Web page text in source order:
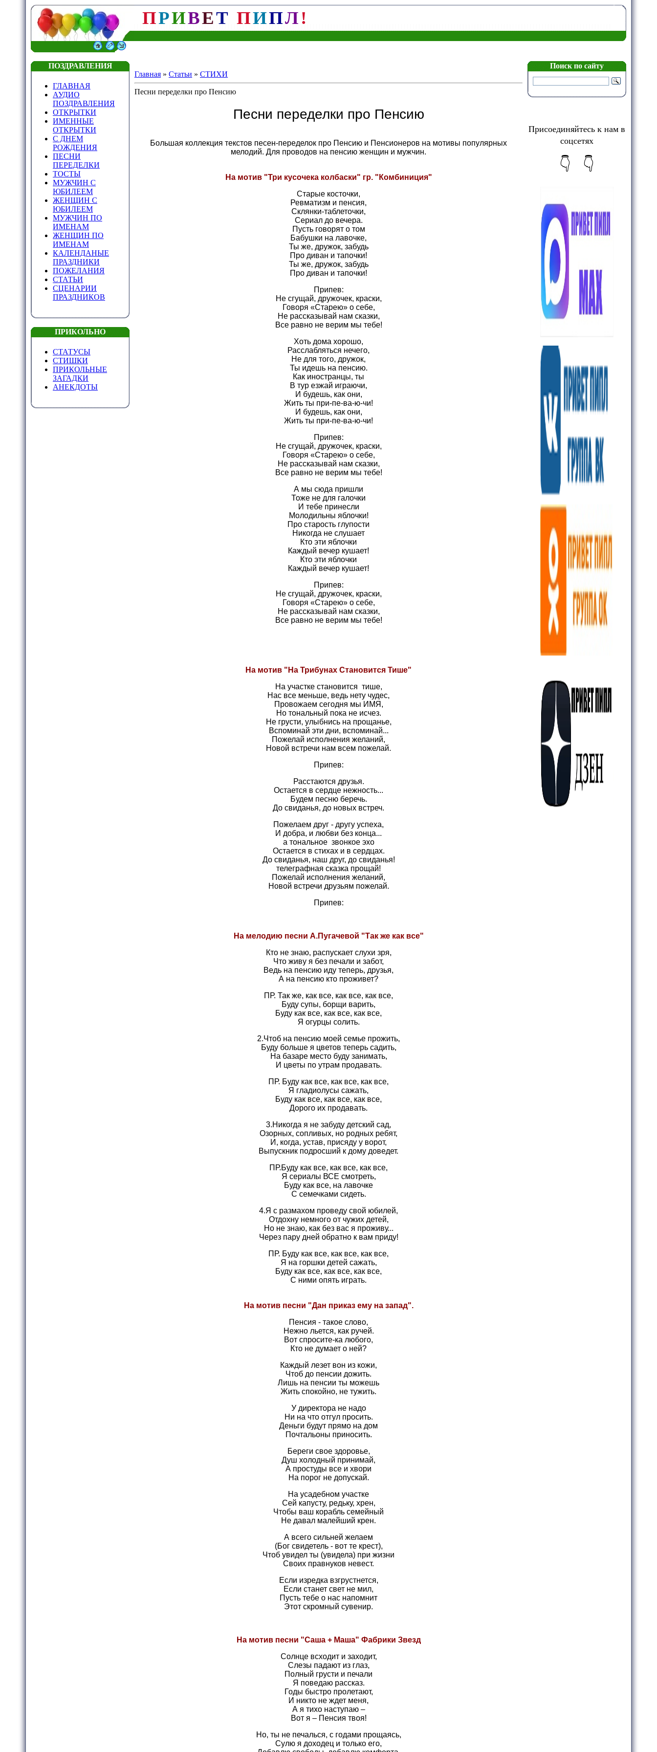
ПРИВЕТ ПИПЛ!
ПОЗДРАВЛЕНИЯ
ГЛАВНАЯ
АУДИО
ПОЗДРАВЛЕНИЯ
ОТКРЫТКИ
ИМЕННЫЕ
ОТКРЫТКИ
С ДНЕМ
РОЖДЕНИЯ
ПЕСНИ
ПЕРЕДЕЛКИ
ТОСТЫ
МУЖЧИН С
ЮБИЛЕЕМ
ЖЕНЩИН С
ЮБИЛЕЕМ
МУЖЧИН ПО
ИМЕНАМ
ЖЕНЩИН ПО
ИМЕНАМ
КАЛЕНДАНЫЕ
ПРАЗДНИКИ
ПОЖЕЛАНИЯ
СТАТЬИ
СЦЕНАРИИ
ПРАЗДНИКОВ
ПРИКОЛЬНО
СТАТУСЫ
СТИШКИ
ПРИКОЛЬНЫЕ
ЗАГАДКИ
АНЕКДОТЫ
Главная » Статьи » СТИХИ
Песни переделки про Пенсию
Песни переделки про Пенсию
Большая коллекция текстов песен-переделок про Пенсию и Пенсионеров на мотивы популярных
мелодий. Для проводов на пенсию женщин и мужчин.
На мотив "Три кусочека колбаски" гр. "Комбиниция"
Старые косточки,
Ревматизм и пенсия,
Склянки-таблеточки,
Сериал до вечера.
Пусть говорят о том
Бабушки на лавочке,
Ты же, дружок, забудь
Про диван и тапочки!
Ты же, дружок, забудь
Про диван и тапочки!
Припев:
Не сгущай, дружочек, краски,
Говоря «Старею» о себе,
Не рассказывай нам сказки,
Все равно не верим мы тебе!
Хоть дома хорошо,
Расслабляться нечего,
Не для того, дружок,
Ты идешь на пенсию.
Как иностранцы, ты
В тур езжай играючи,
И будешь, как они,
Жить ты при-пе-ва-ю-чи!
И будешь, как они,
Жить ты при-пе-ва-ю-чи!
Припев:
Не сгущай, дружочек, краски,
Говоря «Старею» о себе,
Не рассказывай нам сказки,
Все равно не верим мы тебе!
А мы сюда пришли
Тоже не для галочки
И тебе принесли
Молодильны яблочки!
Про старость глупости
Никогда не слушает
Кто эти яблочки
Каждый вечер кушает!
Кто эти яблочки
Каждый вечер кушает!
Припев:
Не сгущай, дружочек, краски,
Говоря «Старею» о себе,
Не рассказывай нам сказки,
Все равно не верим мы тебе!
На мотив "На Трибунах Становится Тише"
На участке становится тише,
Нас все меньше, ведь нету чудес,
Провожаем сегодня мы ИМЯ,
Но тональный пока не исчез.
Не грусти, улыбнись на прощанье,
Вспоминай эти дни, вспоминай...
Пожелай исполнения желаний,
Новой встречи нам всем пожелай.
Припев:
Расстаются друзья.
Остается в сердце нежность...
Будем песню беречь.
До свиданья, до новых встреч.
Пожелаем друг - другу успеха,
И добра, и любви без конца...
а тональное звонкое эхо
Остается в стихах и в сердцах.
До свиданья, наш друг, до свиданья!
телеграфная сказка прощай!
Пожелай исполнения желаний,
Новой встречи друзьям пожелай.
Припев:
На мелодию песни А.Пугачевой "Так же как все"
Кто не знаю, распускает слухи зря,
Что живу я без печали и забот,
Ведь на пенсию иду теперь, друзья,
А на пенсию кто проживет?
ПР. Так же, как все, как все, как все,
Буду супы, борщи варить,
Буду как все, как все, как все,
Я огурцы солить.
2.Чтоб на пенсию моей семье прожить,
Буду больше я цветов теперь садить,
На базаре место буду занимать,
И цветы по утрам продавать.
ПР. Буду как все, как все, как все,
Я гладиолусы сажать,
Буду как все, как все, как все,
Дорого их продавать.
3.Никогда я не забуду детский сад,
Озорных, сопливых, но родных ребят,
И, когда, устав, присяду у ворот,
Выпускник подросший к дому доведет.
ПР.Буду как все, как все, как все,
Я сериалы ВСЕ смотреть,
Буду как все, на лавочке
С семечками сидеть.
4.Я с размахом проведу свой юбилей,
Отдохну немного от чужих детей,
Но не знаю, как без вас я проживу...
Через пару дней обратно к вам приду!
ПР. Буду как все, как все, как все,
Я на горшки детей сажать,
Буду как все, как все, как все,
С ними опять играть.
На мотив песни "Дан приказ ему на запад".
Пенсия - такое слово,
Нежно льется, как ручей.
Вот спросите-ка любого,
Кто не думает о ней?
Каждый лезет вон из кожи,
Чтоб до пенсии дожить.
Лишь на пенсии ты можешь
Жить спокойно, не тужить.
У директора не надо
Ни на что отгул просить.
Деньги будут прямо на дом
Почтальоны приносить.
Береги свое здоровье,
Душ холодный принимай,
А простуды все и хвори
На порог не допускай.
На усадебном участке
Сей капусту, редьку, хрен,
Чтобы ваш корабль семейный
Не давал малейший крен.
А всего сильней желаем
(Бог свидетель - вот те крест),
Чтоб увидел ты (увидела) при жизни
Своих правнуков невест.
Если изредка взгрустнется,
Если станет свет не мил,
Пусть тебе о нас напомнит
Этот скромный сувенир.
На мотив песни "Саша + Маша" Фабрики Звезд
Солнце всходит и заходит,
Слезы падают из глаз,
Полный грусти и печали
Я поведаю рассказ.
Годы быстро пролетают,
И никто не ждет меня,
А я тихо наступаю –
Вот я – Пенсия твоя!
Но, ты не печалься, с годами прощаясь,
Сулю я доходец и только его,
Поиск по сайту
Присоединяйтесь к нам в
соцсетях
👇 👇